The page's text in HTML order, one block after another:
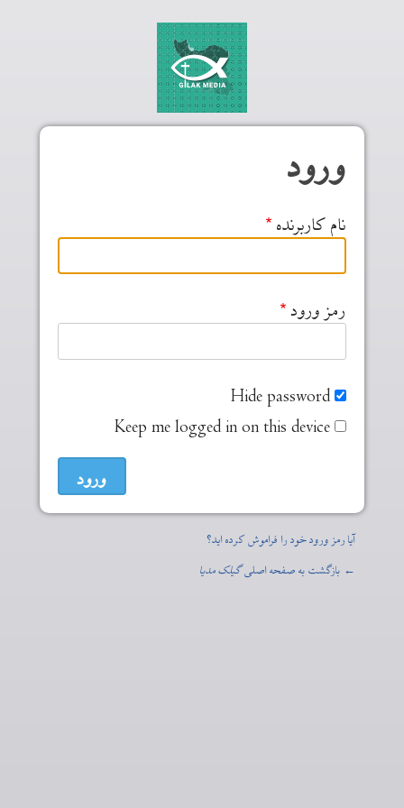
ورود
نام کاربرنده
رمز ورود
Hide password
Keep me logged in on this device
آیا رمز ورود خود را فراموش کرده اید؟
← بازگشت به صفحه اصلیگیلک مدیا